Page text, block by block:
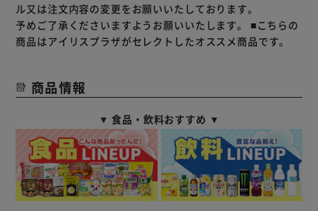
ル又は注文内容の変更をお願いいたしております。
予めご了承くださいますようお願いいたします。 ■こちらの
商品はアイリスプラザがセレクトしたオススメ商品です。
商品情報
▼ 食品・飲料おすすめ ▼